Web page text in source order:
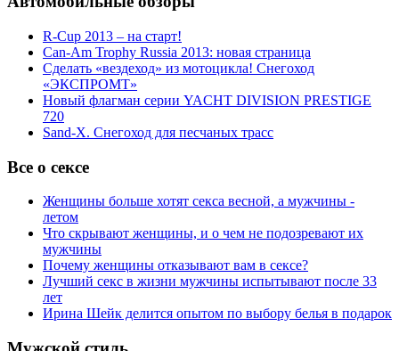
R-Cup 2013 – на старт!
Can-Am Trophy Russia 2013: новая страница
Сделать «вездеход» из мотоцикла! Снегоход
«ЭКСПРОМТ»
Новый флагман серии YACHT DIVISION PRESTIGE
720
Sand-X. Снегоход для песчаных трасс
Все о сексе
Женщины больше хотят секса весной, а мужчины -
летом
Что скрывают женщины, и о чем не подозревают их
мужчины
Почему женщины отказывают вам в сексе?
Лучший секс в жизни мужчины испытывают после 33
лет
Ирина Шейк делится опытом по выбору белья в подарок